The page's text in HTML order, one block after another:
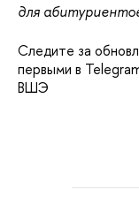
для
Следите за
первыми в
ВШЭ